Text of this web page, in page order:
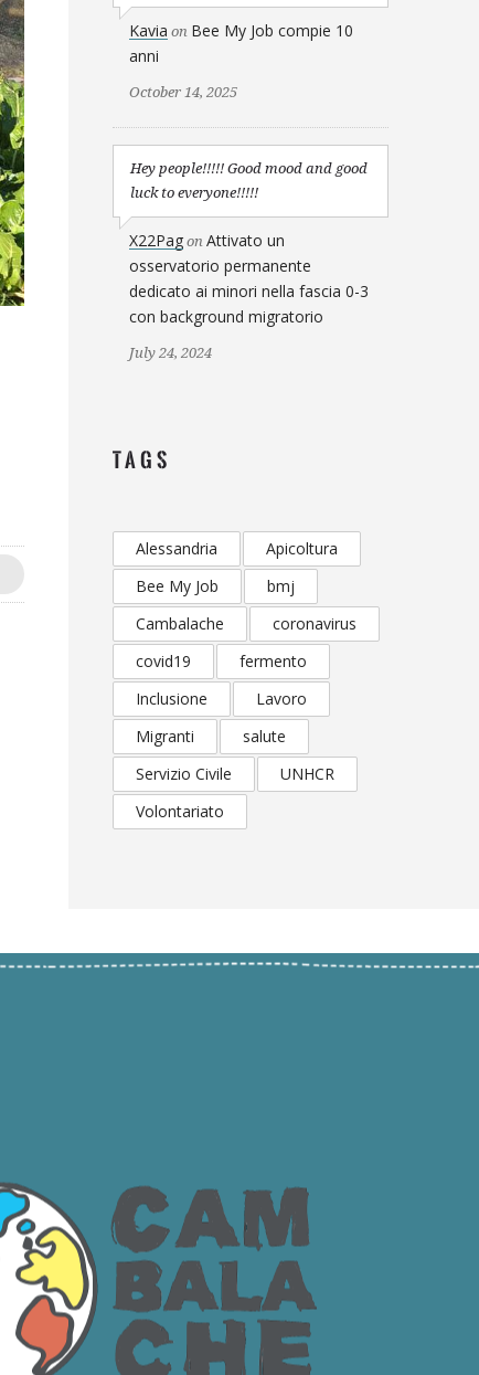
Kavia on Bee My Job compie 10
anni
October 14, 2025
Hey people!!!!! Good mood and good
luck to everyone!!!!!
X22Pag on Attivato un
osservatorio permanente
dedicato ai minori nella fascia 0-3
con background migratorio
July 24, 2024
TAGS
Alessandria
Apicoltura
Bee My Job
bmj
Cambalache
coronavirus
covid19
fermento
Inclusione
Lavoro
Migranti
salute
Servizio Civile
UNHCR
Volontariato